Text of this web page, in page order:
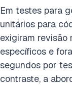
Em testes para
unitários para
exigiram revisão
específicos e
segundos por
contraste, a